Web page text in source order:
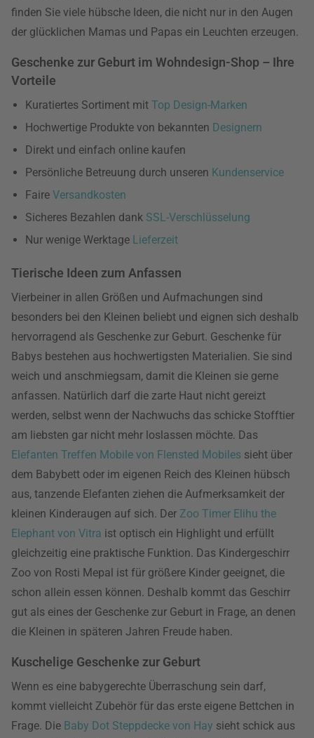
finden Sie viele hübsche Ideen, die nicht nur in den Augen
der glücklichen Mamas und Papas ein Leuchten erzeugen.
Geschenke zur Geburt im Wohndesign-Shop – Ihre
Vorteile
Kuratiertes Sortiment mit Top Design-Marken
Hochwertige Produkte von bekannten Designern
Direkt und einfach online kaufen
Persönliche Betreuung durch unseren Kundenservice
Faire Versandkosten
Sicheres Bezahlen dank SSL-Verschlüsselung
Nur wenige Werktage Lieferzeit
Tierische Ideen zum Anfassen
Vierbeiner in allen Größen und Aufmachungen sind
besonders bei den Kleinen beliebt und eignen sich deshalb
hervorragend als Geschenke zur Geburt. Geschenke für
Babys bestehen aus hochwertigsten Materialien. Sie sind
weich und anschmiegsam, damit die Kleinen sie gerne
anfassen. Natürlich darf die zarte Haut nicht gereizt
werden, selbst wenn der Nachwuchs das schicke Stofftier
am liebsten gar nicht mehr loslassen möchte. Das
Elefanten Treffen Mobile von Flensted Mobiles sieht über
dem Babybett oder im eigenen Reich des Kleinen hübsch
aus, tanzende Elefanten ziehen die Aufmerksamkeit der
kleinen Kinderaugen auf sich. Der Zoo Timer Elihu the
Elephant von Vitra ist optisch ein Highlight und erfüllt
gleichzeitig eine praktische Funktion. Das Kindergeschirr
Zoo von Rosti Mepal ist für größere Kinder geeignet, die
schon allein essen können. Deshalb kommt das Geschirr
gut als eines der Geschenke zur Geburt in Frage, an denen
die Kleinen in späteren Jahren Freude haben.
Kuschelige Geschenke zur Geburt
Wenn es eine babygerechte Überraschung sein darf,
kommt vielleicht Zubehör für das erste eigene Bettchen in
Frage. Die Baby Dot Steppdecke von Hay sieht schick aus